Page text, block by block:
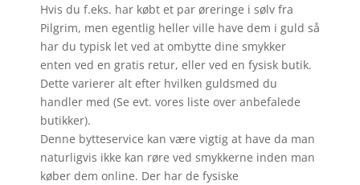
Hvis du f.eks. har købt et par øreringe i sølv fra
Pilgrim, men egentlig heller ville have dem i guld så
har du typisk let ved at ombytte dine smykker
enten ved en gratis retur, eller ved en fysisk butik.
Dette varierer alt efter hvilken guldsmed du
handler med (Se evt. vores liste over anbefalede
butikker).
Denne bytteservice kan være vigtig at have da man
naturligvis ikke kan røre ved smykkerne inden man
køber dem online. Der har de fysiske